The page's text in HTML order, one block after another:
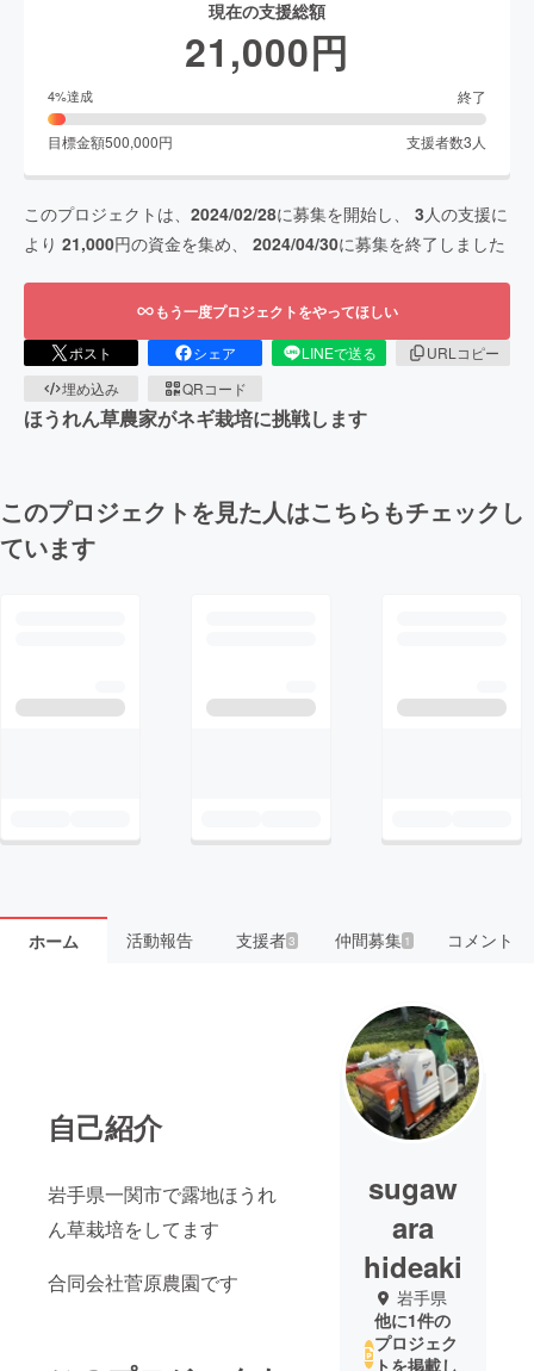
現在の支援総額
21,000円
4%達成 終了
目標金額500,000円 支援者数3 人
このプロジェクトは、 2024/02/28に募集を開始し、 3 人の支援に
より 21,000円の資金を集め、 2024/04/30に募集を終了しました
もう一度プロジェクトをやってほしい
ポスト シェア LINEで送る
URLコピー
埋め込み
QRコード
ほうれん草農家がネギ栽培に挑戦します
このプロジェクトを見た人はこちらもチェックし
ています
ホーム 活動報告 支援者3 仲間募集 1 コメント
自己紹介
岩手県一関市で露地ほうれ
ん草栽培をしてます
合同会社菅原農園です
sugaw
ara
hideaki
岩手県
他に1件の
プロジェク
トを掲載し